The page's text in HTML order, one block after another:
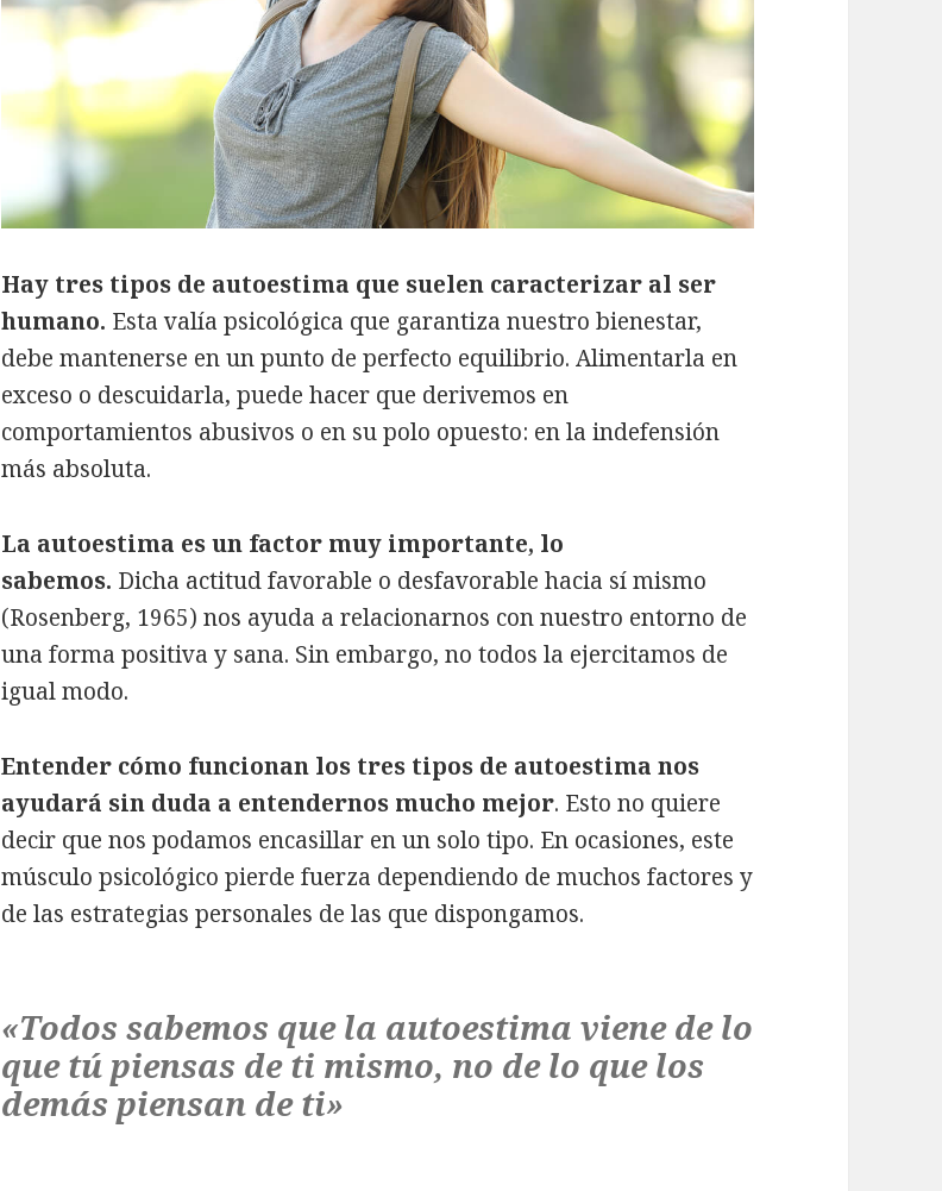
Hay tres tipos de autoestima que suelen caracterizar al ser
humano. Esta valía psicológica que garantiza nuestro bienestar,
debe mantenerse en un punto de perfecto equilibrio. Alimentarla en
exceso o descuidarla, puede hacer que derivemos en
comportamientos abusivos o en su polo opuesto: en la indefensión
más absoluta.
La autoestima es un factor muy importante, lo
sabemos. Dicha actitud favorable o desfavorable hacia sí mismo
(Rosenberg, 1965) nos ayuda a relacionarnos con nuestro entorno de
una forma positiva y sana. Sin embargo, no todos la ejercitamos de
igual modo.
Entender cómo funcionan los tres tipos de autoestima nos
ayudará sin duda a entendernos mucho mejor. Esto no quiere
decir que nos podamos encasillar en un solo tipo. En ocasiones, este
músculo psicológico pierde fuerza dependiendo de muchos factores y
de las estrategias personales de las que dispongamos.
«Todos sabemos que la autoestima viene de lo
que tú piensas de ti mismo, no de lo que los
demás piensan de ti»